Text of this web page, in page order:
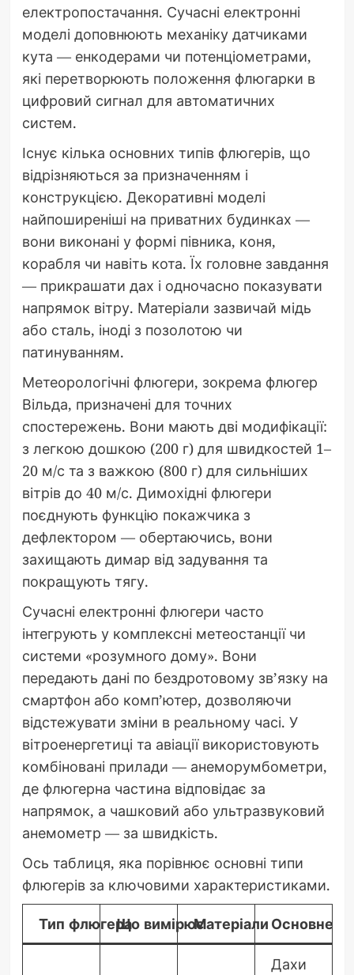
електропостачання. Сучасні електронні
моделі доповнюють механіку датчиками
кута — енкодерами чи потенціометрами,
які перетворюють положення флюгарки в
цифровий сигнал для автоматичних
систем.
Існує кілька основних типів флюгерів, що
відрізняються за призначенням і
конструкцією. Декоративні моделі
найпоширеніші на приватних будинках —
вони виконані у формі півника, коня,
корабля чи навіть кота. Їх головне завдання
— прикрашати дах і одночасно показувати
напрямок вітру. Матеріали зазвичай мідь
або сталь, іноді з позолотою чи
патинуванням.
Метеорологічні флюгери, зокрема флюгер
Вільда, призначені для точних
спостережень. Вони мають дві модифікації:
з легкою дошкою (200 г) для швидкостей 1–
20 м/с та з важкою (800 г) для сильніших
вітрів до 40 м/с. Димохідні флюгери
поєднують функцію покажчика з
дефлектором — обертаючись, вони
захищають димар від задування та
покращують тягу.
Сучасні електронні флюгери часто
інтегрують у комплексні метеостанції чи
системи «розумного дому». Вони
передають дані по бездротовому зв’язку на
смартфон або комп’ютер, дозволяючи
відстежувати зміни в реальному часі. У
вітроенергетиці та авіації використовують
комбіновані прилади — анеморумбометри,
де флюгерна частина відповідає за
напрямок, а чашковий або ультразвуковий
анемометр — за швидкість.
Ось таблиця, яка порівнює основні типи
флюгерів за ключовими характеристиками.
Тип флюгераЩо вимірюєМатеріали Основне
Дахи